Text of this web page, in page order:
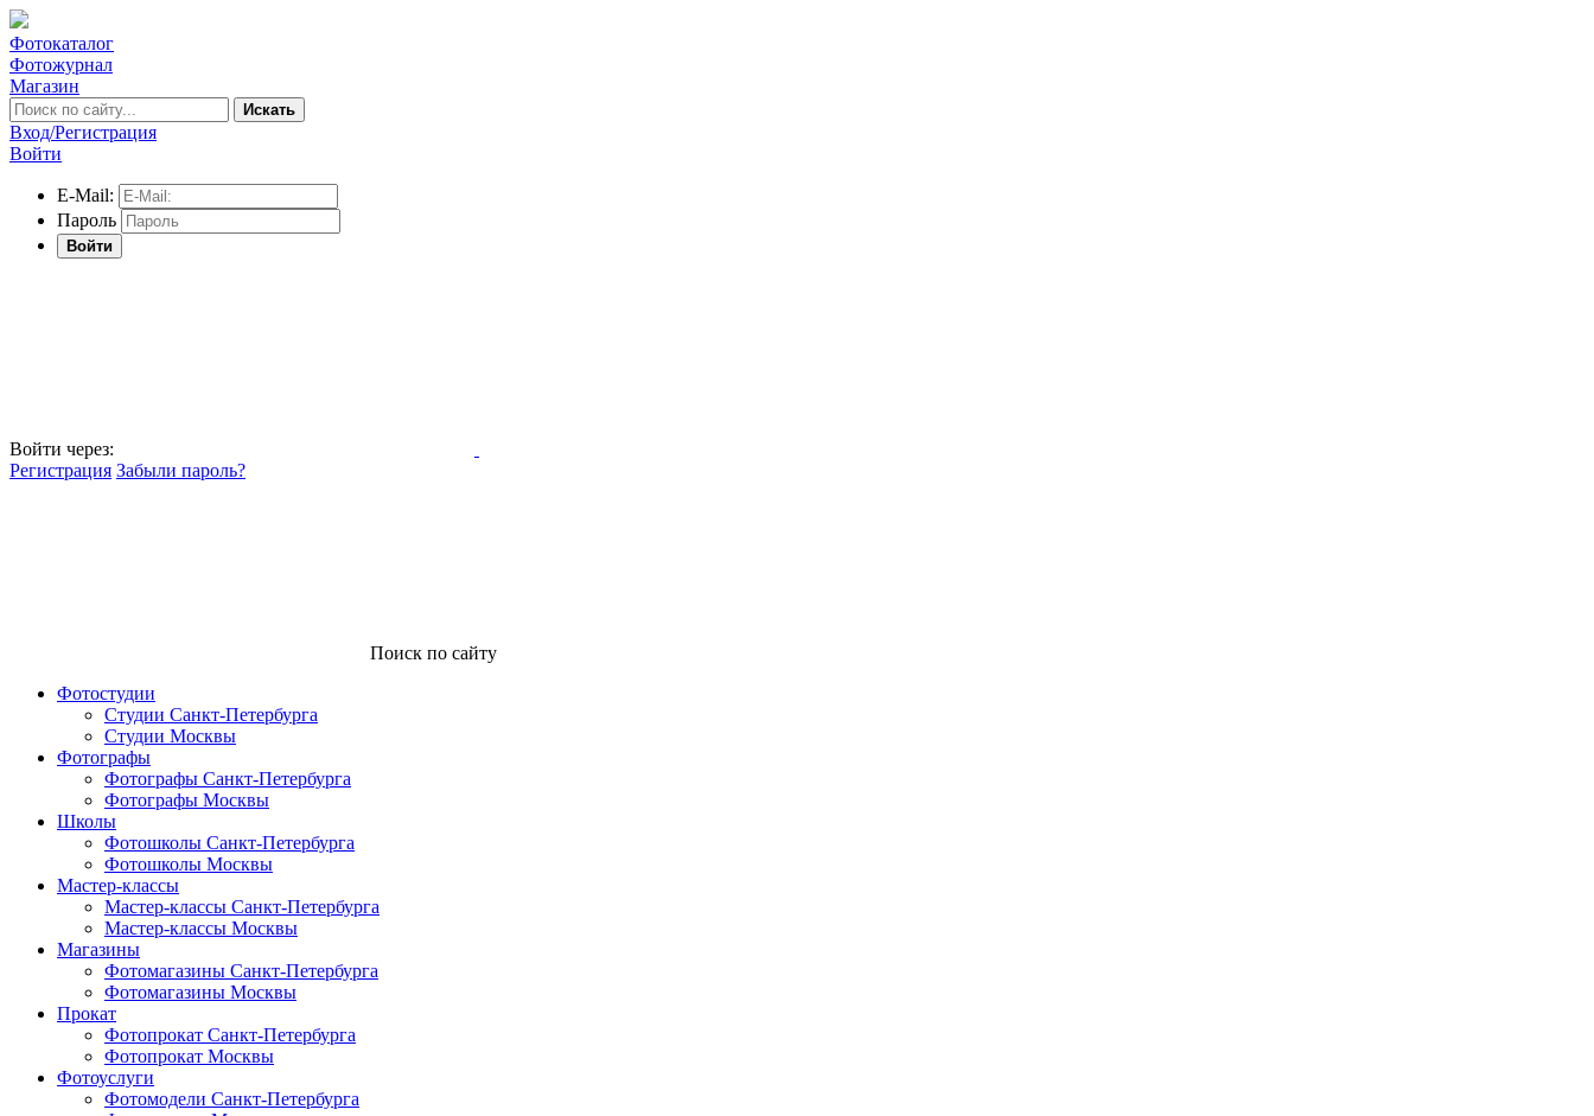
Фотокаталог
Фотожурнал
Магазин
Искать
Вход/Регистрация
Войти
E-Mail:
Пароль
Войти
Войти через:
Регистрация Забыли пароль?
Поиск по сайту
Фотостудии
Студии Санкт-Петербурга
Студии Москвы
Фотографы
Фотографы Санкт-Петербурга
Фотографы Москвы
Школы
Фотошколы Санкт-Петербурга
Фотошколы Москвы
Мастер-классы
Мастер-классы Санкт-Петербурга
Мастер-классы Москвы
Магазины
Фотомагазины Санкт-Петербурга
Фотомагазины Москвы
Прокат
Фотопрокат Санкт-Петербурга
Фотопрокат Москвы
Фотоуслуги
Фотомодели Санкт-Петербурга